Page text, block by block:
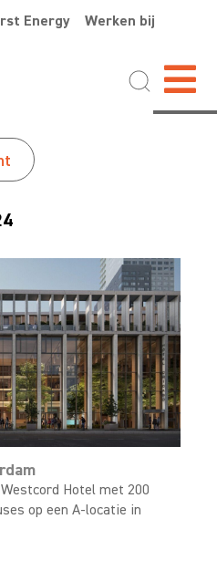
Energy Werken bij
Hotel met 200
op een A-locatie in